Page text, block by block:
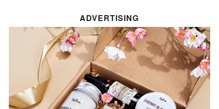
ADVERTISING